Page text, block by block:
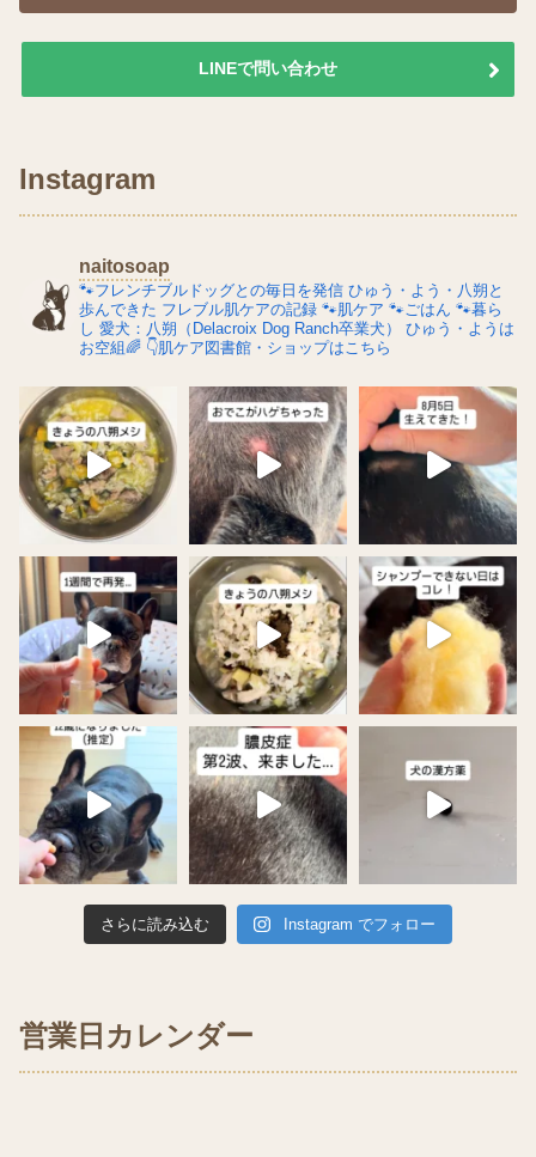
LINEで問い合わせ
Instagram
naitosoap
🐾フレンチブルドッグとの毎日を発信 ひゅう・よう・八朔と
歩んできた フレブル肌ケアの記録 🐾肌ケア 🐾ごはん 🐾暮ら
し 愛犬：八朔（Delacroix Dog Ranch卒業犬）
ひゅう・ようは
お空組🌈 👇肌ケア図書館・ショップはこちら
さらに読み込む Instagram でフォロー
営業日カレンダー